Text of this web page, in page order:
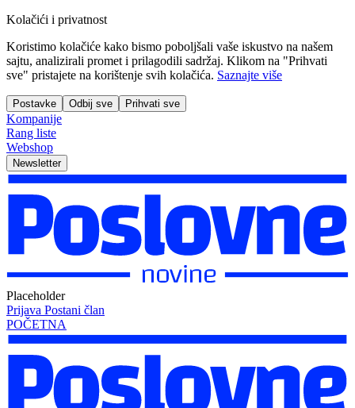
Kolačići i privatnost
Koristimo kolačiće kako bismo poboljšali vaše iskustvo na našem
sajtu, analizirali promet i prilagodili sadržaj. Klikom na "Prihvati
sve" pristajete na korištenje svih kolačića. Saznajte više
Postavke Odbij sve Prihvati sve
Kompanije
Rang liste
Webshop
Newsletter
Placeholder
Prijava Postani član
POČETNA